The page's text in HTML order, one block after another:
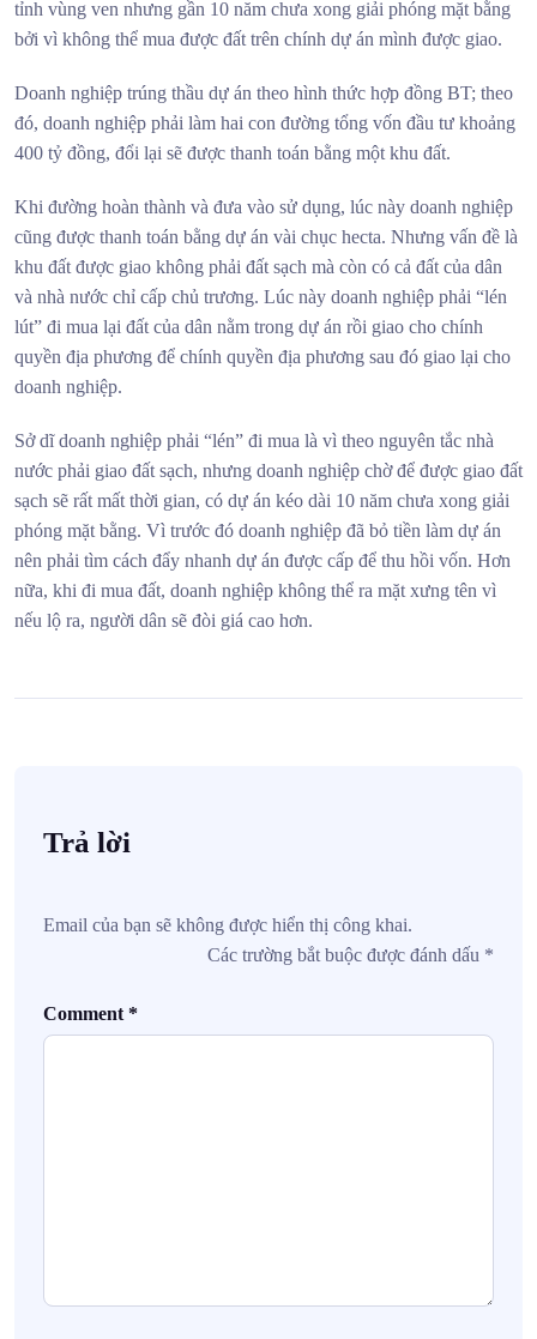
tỉnh vùng ven nhưng gần 10 năm chưa xong giải phóng mặt bằng
bởi vì không thể mua được đất trên chính dự án mình được giao.
Doanh nghiệp trúng thầu dự án theo hình thức hợp đồng BT; theo
đó, doanh nghiệp phải làm hai con đường tổng vốn đầu tư khoảng
400 tỷ đồng, đổi lại sẽ được thanh toán bằng một khu đất.
Khi đường hoàn thành và đưa vào sử dụng, lúc này doanh nghiệp
cũng được thanh toán bằng dự án vài chục hecta. Nhưng vấn đề là
khu đất được giao không phải đất sạch mà còn có cả đất của dân
và nhà nước chỉ cấp chủ trương. Lúc này doanh nghiệp phải “lén
lút” đi mua lại đất của dân nằm trong dự án rồi giao cho chính
quyền địa phương để chính quyền địa phương sau đó giao lại cho
doanh nghiệp.
Sở dĩ doanh nghiệp phải “lén” đi mua là vì theo nguyên tắc nhà
nước phải giao đất sạch, nhưng doanh nghiệp chờ để được giao đất
sạch sẽ rất mất thời gian, có dự án kéo dài 10 năm chưa xong giải
phóng mặt bằng. Vì trước đó doanh nghiệp đã bỏ tiền làm dự án
nên phải tìm cách đẩy nhanh dự án được cấp để thu hồi vốn. Hơn
nữa, khi đi mua đất, doanh nghiệp không thể ra mặt xưng tên vì
nếu lộ ra, người dân sẽ đòi giá cao hơn.
Trả lời
Email của bạn sẽ không được hiển thị công khai.
Các trường bắt buộc được đánh dấu *
Comment *